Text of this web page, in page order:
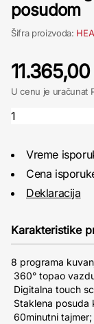
posudom
Šifra proizvoda:
U cenu je uračunat
Vreme
Cena
Deklaracija
Karakteristike
8 programa
360° topao
Digitalna touch
Staklena posuda
60minutni tajmer;